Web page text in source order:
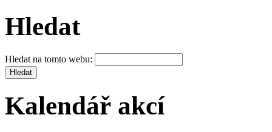
Hledat
Hledat na tomto webu:
Kalendář akcí